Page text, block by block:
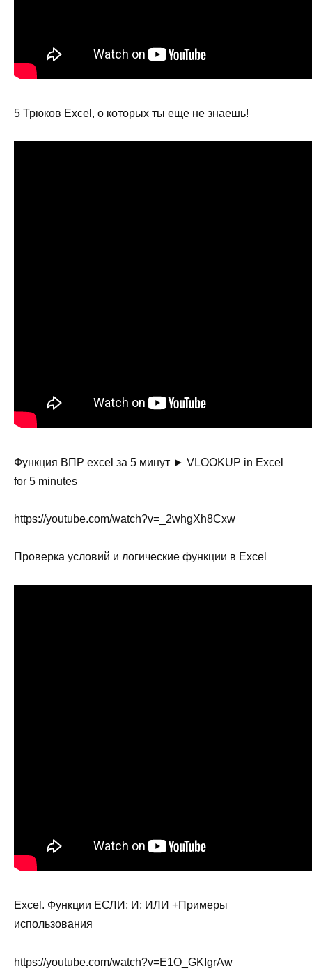
5 Трюков Excel, о которых ты еще не знаешь!
Функция ВПР excel за 5 минут ► VLOOKUP in Excel
for 5 minutes
https://youtube.com/watch?v=_2whgXh8Cxw
Проверка условий и логические функции в Excel
Excel. Функции ЕСЛИ; И; ИЛИ +Примеры
использования
https://youtube.com/watch?v=E1O_GKIgrAw